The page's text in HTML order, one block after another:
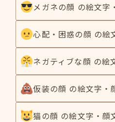
メガネの顔 の絵文字
心配・困惑の顔 の絵
ネガティブな顔 の絵
仮装の顔 の絵文字・
猫の顔 の絵文字・顔